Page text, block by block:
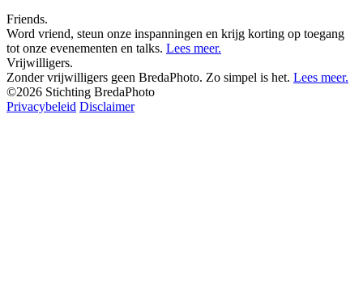
Friends.
Word vriend, steun onze inspanningen en krijg korting op toegang
tot onze evenementen en talks. Lees meer.
Vrijwilligers.
Zonder vrijwilligers geen BredaPhoto. Zo simpel is het. Lees meer.
©2026 Stichting BredaPhoto
Privacybeleid Disclaimer